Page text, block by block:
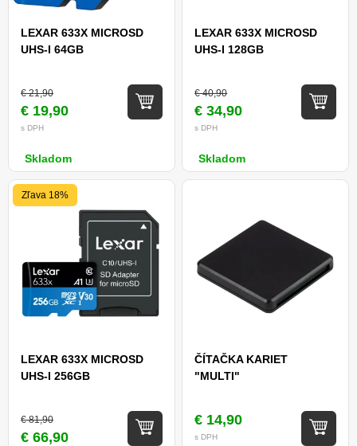
LEXAR 633X MICROSD
UHS-I 64GB
€ 21,90
€ 19,90
s DPH
Skladom
LEXAR 633X MICROSD
UHS-I 128GB
€ 40,90
€ 34,90
s DPH
Skladom
Zľava 18%
LEXAR 633X MICROSD
UHS-I 256GB
€ 81,90
€ 66,90
ČÍTAČKA KARIET
"MULTI"
€ 14,90
s DPH